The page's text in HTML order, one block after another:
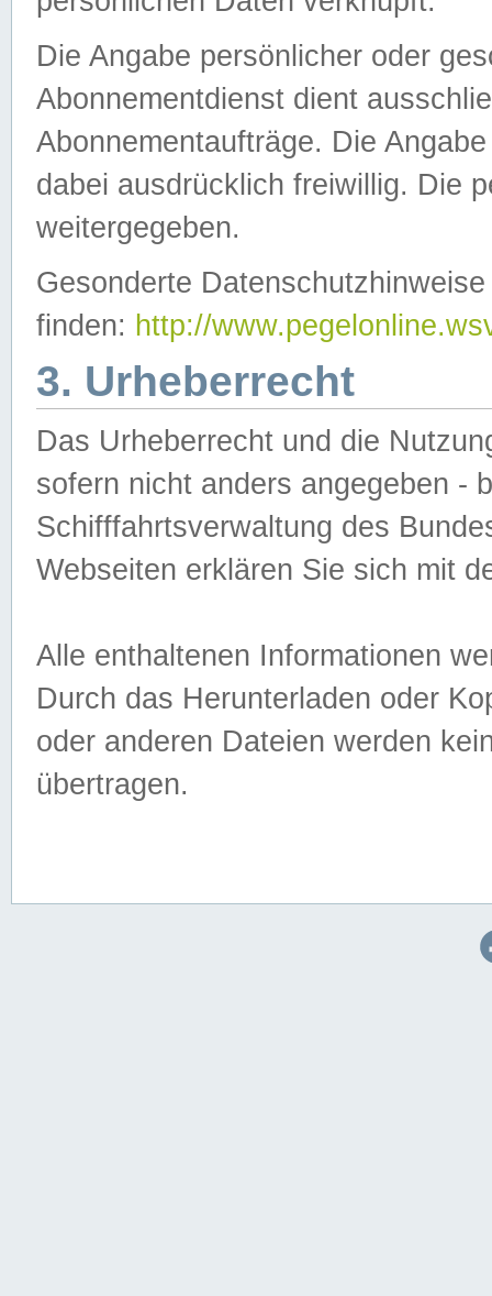
Die Angabe persönlicher oder
Abonnementdienst dient
Abonnementaufträge. Die
dabei ausdrücklich freiwillig. Die
weitergegeben.
Gesonderte
finden: http://
3. Urheberrecht
Das Urheberrecht und die
sofern nicht anders angegeben -
Schifffahrtsverwaltung des
Webseiten erklären Sie sich mit
Alle enthaltenen Informationen
Durch das Herunterladen oder
oder anderen Dateien werden
übertragen.